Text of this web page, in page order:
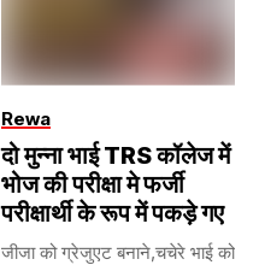
Rewa
दो मुन्ना भाई TRS कॉलेज में
भोज की परीक्षा मे फर्जी
परीक्षार्थी के रूप में पकड़े गए
जीजा को ग्रेजुएट बनाने,चचेरे भाई को